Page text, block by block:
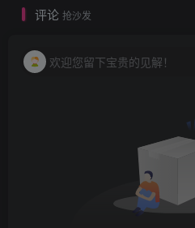
评论 抢沙发
欢迎您留下宝贵的见解！